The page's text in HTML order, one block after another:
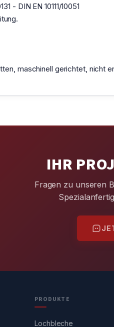
- DIN EN 10111/10051
maschinell gerichtet, nicht
IHR
Fragen zu unseren
PRODUKTE
Lochbleche